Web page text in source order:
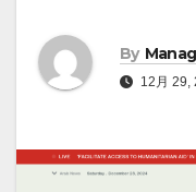
By
12月 29,